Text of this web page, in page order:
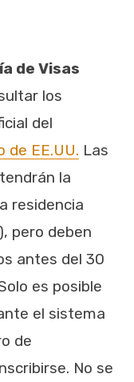
de Visas
los
del
de EE.UU. Las
la
residencia
pero deben
antes del 30
es posible
el sistema
de
No se